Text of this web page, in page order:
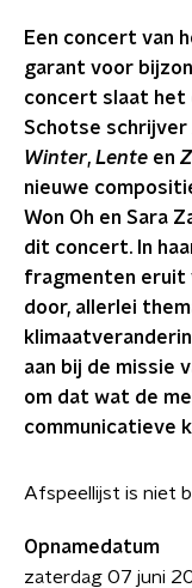
Een concert van
garant voor
concert slaat het
Schotse schrijver
Winter, Lente en
nieuwe
Won Oh en Sara
dit concert. In
fragmenten eruit
door, allerlei
aan bij de missie
om dat wat de
communicatieve
Afspeellijst is niet
Opnamedatum
zaterdag 07 juni